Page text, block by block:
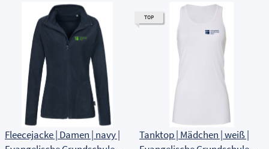
Fleecejacke | Damen | navy |
TOP
Tanktop | Mädchen | weiß |